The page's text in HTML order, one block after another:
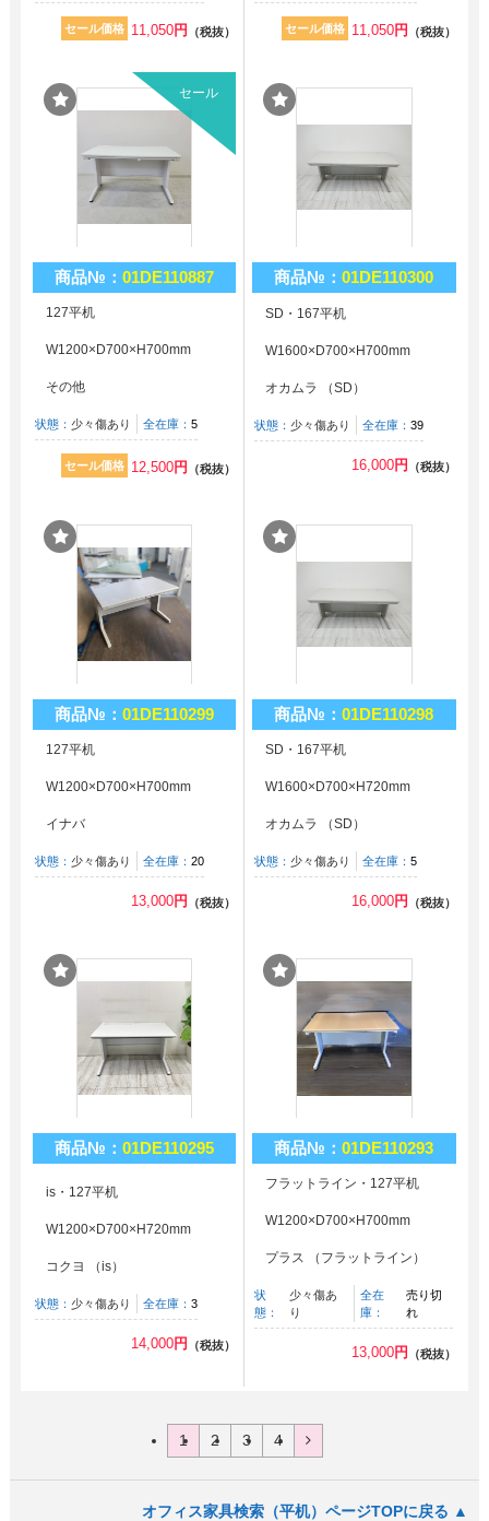
セール価格 11,050円 （税抜） セール価格 11,050円 （税抜）
商品№：01DE110887
セール
127平机
W1200×D700×H700mm
その他
状態： 少々傷あり 全在庫：5
セール価格 12,500円 （税抜）
商品№：01DE110300
SD・167平机
W1600×D700×H700mm
オカムラ （SD）
状態： 少々傷あり 全在庫： 39
16,000円 （税抜）
商品№：01DE110299
127平机
W1200×D700×H700mm
イナバ
状態： 少々傷あり 全在庫：20
13,000円 （税抜）
商品№：01DE110298
SD・167平机
W1600×D700×H720mm
オカムラ （SD）
状態： 少々傷あり 全在庫： 5
16,000円 （税抜）
商品№：01DE110295
is・127平机
W1200×D700×H720mm
コクヨ （is）
状態： 少々傷あり 全在庫：3
14,000円 （税抜）
商品№：01DE110293
フラットライン・127平机
W1200×D700×H700mm
プラス （フラットライン）
状
態：
少々傷あ
り
全在
庫：
売り切
れ
13,000円 （税抜）
1 2 3 4
オフィス家具検索（平机）ページTOPに戻る ▲